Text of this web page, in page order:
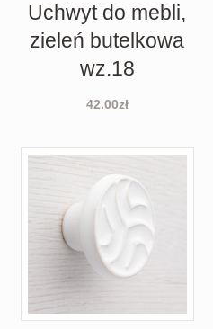
Uchwyt do mebli,
zieleń butelkowa
wz.18
42.00zł